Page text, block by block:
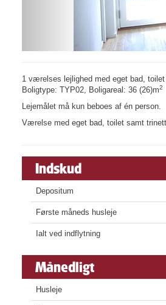
1 værelses lejlighed med eget bad,
Boligtype: TYP02, Boligareal: 36 (26)m2
Lejemålet må kun beboes af én person.
Værelse med eget bad, toilet samt
Indskud
Depositum
Første måneds husleje
Ialt ved indflytning
Månedligt
Husleje